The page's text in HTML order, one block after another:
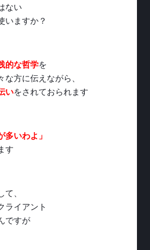
ない
いますか？
的な哲学を
な方に伝えながら、
いをされておられます
多いわよ」
す
、
ライアント
ですが